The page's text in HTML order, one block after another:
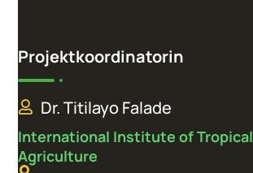
Projektkoordinatorin
Dr. Titilayo Falade
International Institute of Tropical
Agriculture